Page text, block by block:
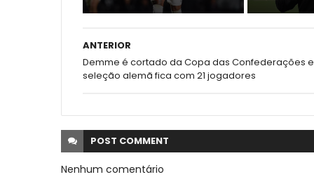
ANTERIOR
Demme é cortado da Copa das Confederações e
seleção alemã fica com 21 jogadores
POST COMMENT
Nenhum comentário